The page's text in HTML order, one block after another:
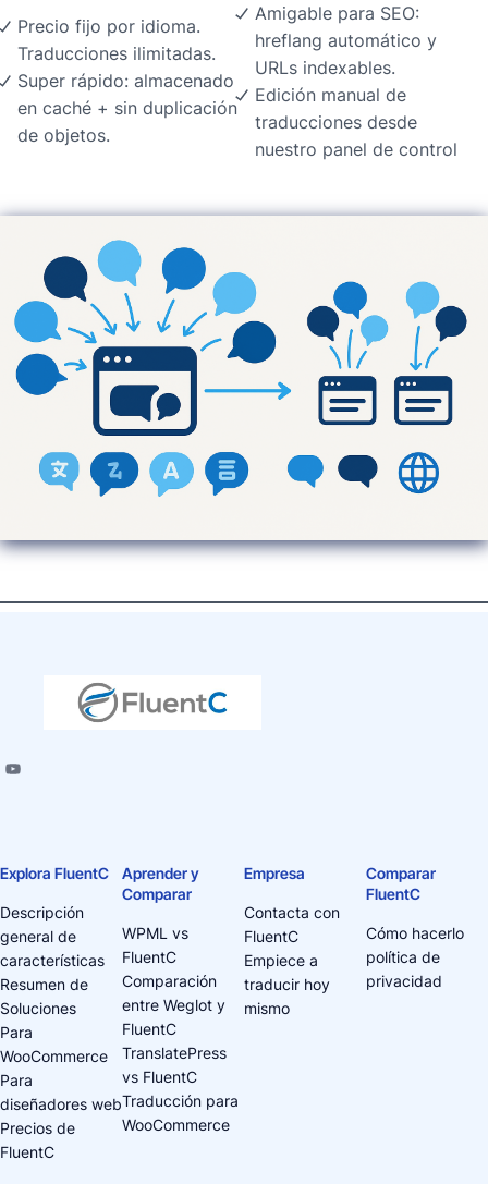
Precio fijo por idioma.
Traducciones ilimitadas.
Super rápido: almacenado
en caché + sin duplicación
de objetos.
Amigable para SEO:
hreflang automático y
URLs indexables.
Edición manual de
traducciones desde
nuestro panel de control
Explora FluentC
Descripción
general de
características
Resumen de
Soluciones
Para
WooCommerce
Para
diseñadores web
Precios de
FluentC
Aprender y
Comparar
WPML vs
FluentC
Comparación
entre Weglot y
FluentC
TranslatePress
vs FluentC
Traducción para
WooCommerce
Empresa
Contacta con
FluentC
Empiece a
traducir hoy
mismo
Comparar
FluentC
Cómo hacerlo
política de
privacidad